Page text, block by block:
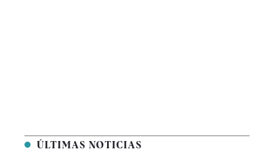
ÚLTIMAS NOTICIAS